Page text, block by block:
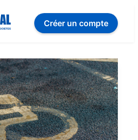
Créer un compte